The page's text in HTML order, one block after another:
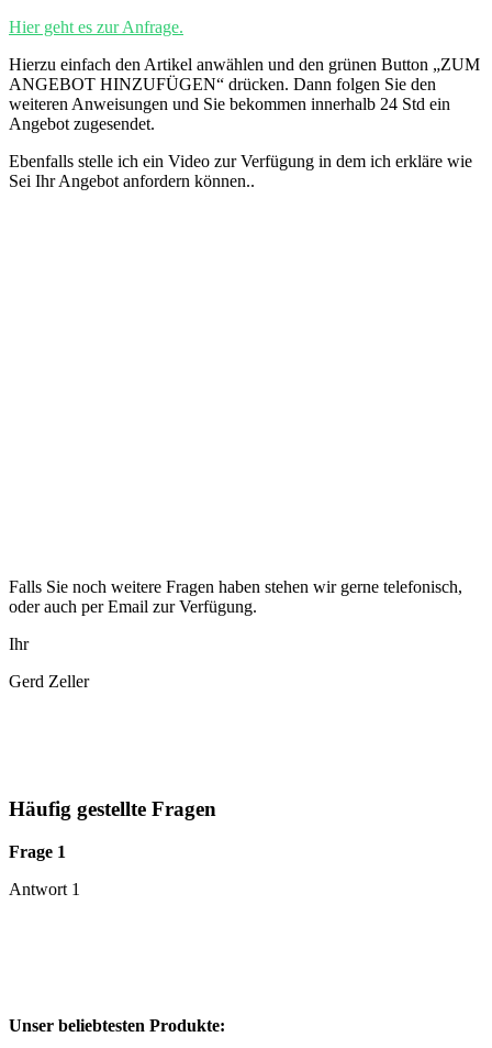
Hier geht es zur Anfrage.
Hierzu einfach den Artikel anwählen und den grünen Button „ZUM
ANGEBOT HINZUFÜGEN“ drücken. Dann folgen Sie den
weiteren Anweisungen und Sie bekommen innerhalb 24 Std ein
Angebot zugesendet.
Ebenfalls stelle ich ein Video zur Verfügung in dem ich erkläre wie
Sei Ihr Angebot anfordern können..
Falls Sie noch weitere Fragen haben stehen wir gerne telefonisch,
oder auch per Email zur Verfügung.
Ihr
Gerd Zeller
Häufig gestellte Fragen
Frage 1
Antwort 1
Unser beliebtesten Produkte: